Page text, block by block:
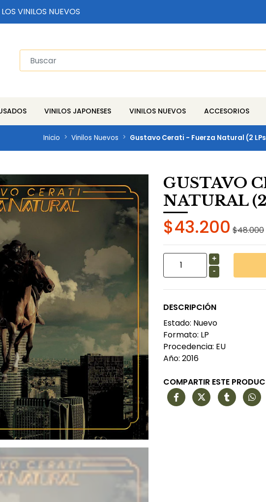
VINILOS NUEVOS
VINILOS JAPONESES VINILOS NUEVOS ACCESORIOS
Inicio Vinilos Nuevos Gustavo Cerati - Fuerza Natural (2
GUSTAVO
NATURAL
$43.200 $48.000
+
-
DESCRIPCIÓN
Estado: Nuevo
Formato: LP
Procedencia: EU
Año: 2016
COMPARTIR ESTE